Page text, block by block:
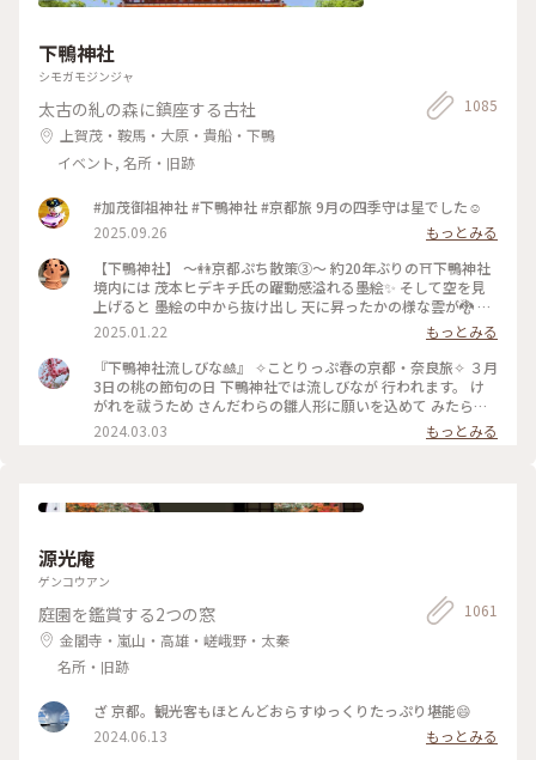
下鴨神社
シモガモジンジャ
太古の糺の森に鎮座する古社
上賀茂・鞍馬・大原・貴船・下鴨
イベント, 名所・旧跡
1085
#加茂御祖神社 #下鴨神社 #京都旅 9月の四季守は星でした☺️
2025.09.26
もっとみる
【下鴨神社】 〜👭京都ぷち散策③〜 約20年ぶりの⛩️下鴨神社
境内には 茂本ヒデキチ氏の躍動感溢れる墨絵✨ そして空を見
上げると 墨絵の中から抜け出し 天に昇ったかの様な雲が🐉 パ
ワーを感じ見入ってしまったd-maruでした #ご利益めぐり #
下鴨神社
2025.01.22
もっとみる
『下鴨神社流しびな🎎』 ✧︎ことりっぷ春の京都・奈良旅✧︎ ３月
3日の桃の節句の日 下鴨神社では流しびなが 行われます。 け
がれを祓うため さんだわらの雛人形に願いを込めて みたらし
川にひな人形を流します。 ちょうどこの日下鴨神社を 訪れる
予定だったので なんとか見てみたいと思って 行きましたが、
ことができました🎎😆 平安時代の装束をした お雛様や来賓や
児たちの歌うひな祭りの歌に ほっこり癒され 京都の雅な伝統
行事に 少しふれることができて よかったです🥰 ・ ・ #春色さ
がし #私のことりっぷ旅 #ことりっぷ春の京都・奈良旅 #母娘
旅 #下鴨神社 #流しびな #流し雛 #伝統行事 #桃の節句 #ひな祭
り #お雛様 #お内裏様 #雛人形 #たわわちゃん #京都 #出町柳 #
春 #春の京都 #ことりっぷ京都 #ひとり旅
2024.03.03 もっとみる
源光庵
ゲンコウアン
庭園を鑑賞する2つの窓
金閣寺・嵐山・高雄・嵯峨野・太秦
名所・旧跡
1061
ざ 京都。観光客もほとんどおらすゆっくりたっぷり堪能😄
2024.06.13
もっとみる